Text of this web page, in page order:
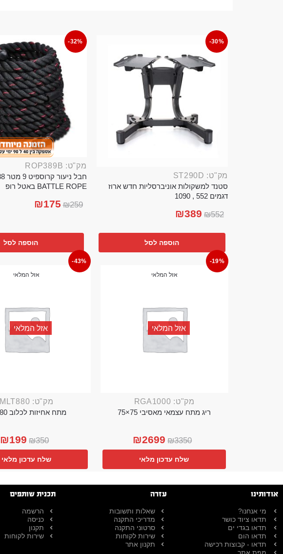
-30%
מק"ט: ST290D
סטנד למשקולות אוניברסליות חדש ארוז
דגמים 552 , 1090
₪552
₪389
הוספה לסל
-32%
מק"ט: ROP389B
BATTLE ROPE באטל רופ
₪259
₪175
הוספה לסל
-19%
אזל המלאי
אזל המלאי
מק"ט: RGA1000
ריג מתח עצמאי מאסיבי 75×75
₪3350
₪2699
שלח עדכון מלאי
-43%
אזל המלאי
אזל המלאי
מק"ט: MLT880
מתח אחיזות לכלוב ST880
₪350
₪199
שלח עדכון מלאי
אודותינו
מי אנחנו?
תדאו ציוד כושר
תדאו בגדי ים
תדאו הום
תדאו - קבוצות רכישה
עזרה
שאלות ותשובות
מדריכי התקנה
סרטוני התקנה
שירות לקוחות
תקנון אתר
תכנית שותפים
הרשמה
כניסה
תקנון
שירות לקוחות